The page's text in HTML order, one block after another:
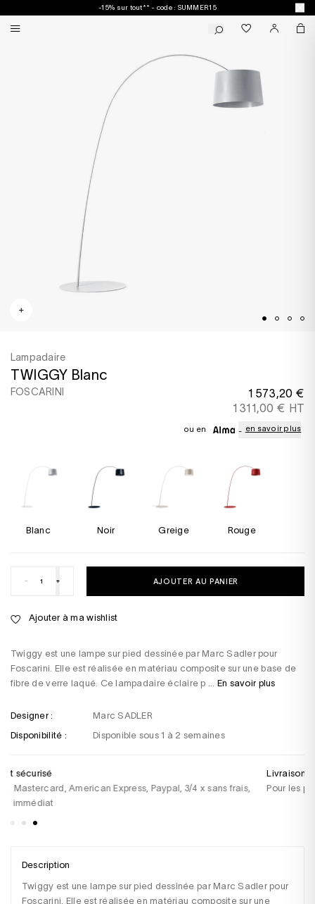
-15% sur tout** - code : SUMMER15
Lampadaire
TWIGGY Blanc
FOSCARINI
1 573,20 €
1 311,00 € HT
ou en en savoir plus
Twiggy est une lampe sur pied dessinée par Marc Sadler pour
Foscarini. Elle est réalisée en matériau composite sur une base de
fibre de verre laqué. Ce lampadaire éclaire p ... En savoir plus
Blanc Noir Greige Rouge
Designer :
Marc SADLER
Disponibilité :
Disponible sous 1 à 2 semaines
- + AJOUTER AU PANIER
Livraison sous 48h
Pour les produits en stock
Ajouter à ma wishlist
Description
Twiggy est une lampe sur pied dessinée par Marc Sadler pour
Foscarini. Elle est réalisée en matériau composite sur une